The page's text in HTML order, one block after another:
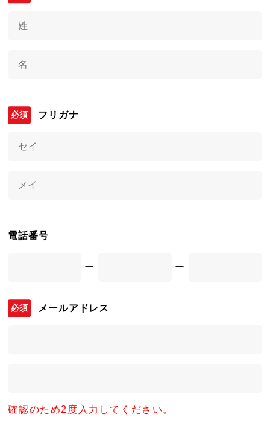
フリガナ
電話番号
ー ー
メールアドレス
確認のため2度入力してください。